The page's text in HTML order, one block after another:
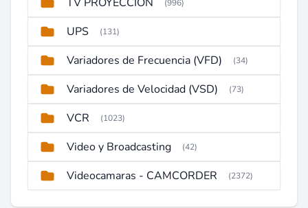
(996)
UPS (131)
Variadores de Frecuencia (VFD) (34)
Variadores de Velocidad (VSD) (73)
VCR (1023)
Video y Broadcasting (42)
Videocamaras - CAMCORDER (2372)